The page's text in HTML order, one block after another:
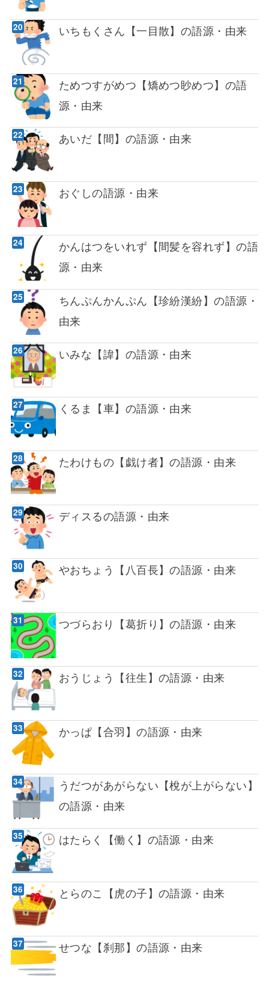
いちもくさん【一目散】の語源・由来
ためつすがめつ【矯めつ眇めつ】の語
源・由来
あいだ【間】の語源・由来
おぐしの語源・由来
かんはつをいれず【間髪を容れず】の語
源・由来
ちんぷんかんぷん【珍紛漢紛】の語源・
由来
いみな【諱】の語源・由来
くるま【車】の語源・由来
たわけもの【戯け者】の語源・由来
ディスるの語源・由来
やおちょう【八百長】の語源・由来
つづらおり【葛折り】の語源・由来
おうじょう【往生】の語源・由来
かっぱ【合羽】の語源・由来
うだつがあがらない【梲が上がらない】
の語源・由来
はたらく【働く】の語源・由来
とらのこ【虎の子】の語源・由来
せつな【刹那】の語源・由来